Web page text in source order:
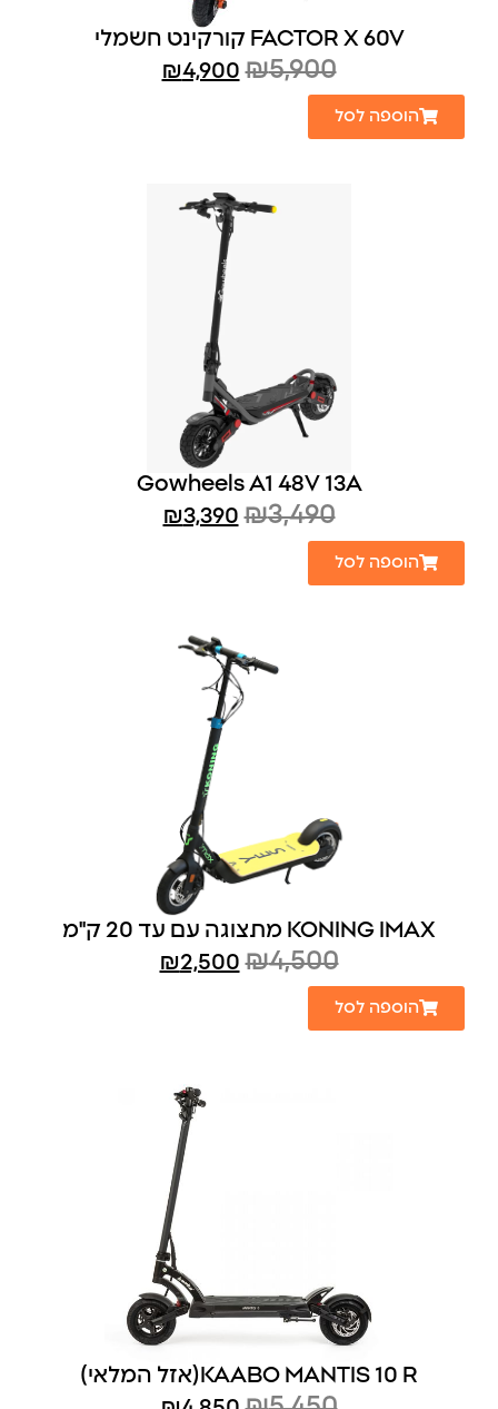
FACTOR X 60V קורקינט חשמלי
₪5,900
₪4,900
הוספה לסל
Gowheels A1 48V 13A
₪3,490
₪3,390
הוספה לסל
IMAX‏ KONING מתצוגה עם עד 20 ק"מ
₪4,500
₪2,500
הוספה לסל
KAABO MANTIS 10 R(אזל המלאי)